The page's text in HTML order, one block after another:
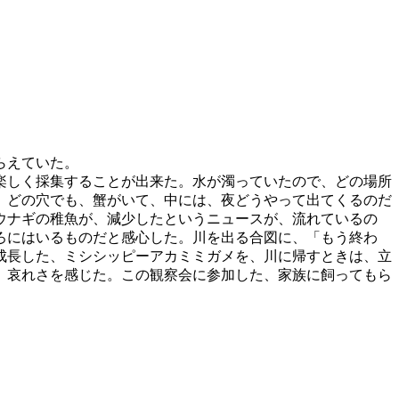
ていた。
く採集することが出来た。水が濁っていたので、どの場所
の穴でも、蟹がいて、中には、夜どうやって出てくるのだ
ギの稚魚が、減少したというニュースが、流れているの
はいるものだと感心した。川を出る合図に、「もう終わ
した、ミシシッピーアカミミガメを、川に帰すときは、立
れさを感じた。この観察会に参加した、家族に飼ってもら